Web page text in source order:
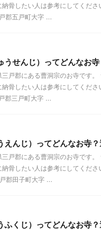
納骨したい人は参考にしてくだ
郡五戸町大字 ...
うせんじ）ってどんなお
戸郡にある曹洞宗のお寺です
納骨したい人は参考にしてくだ
郡三戸町大字 ...
えんじ）ってどんなお寺
戸郡にある曹洞宗のお寺です
納骨したい人は参考にしてくだ
郡田子町大字 ...
ふくじ）ってどんなお寺